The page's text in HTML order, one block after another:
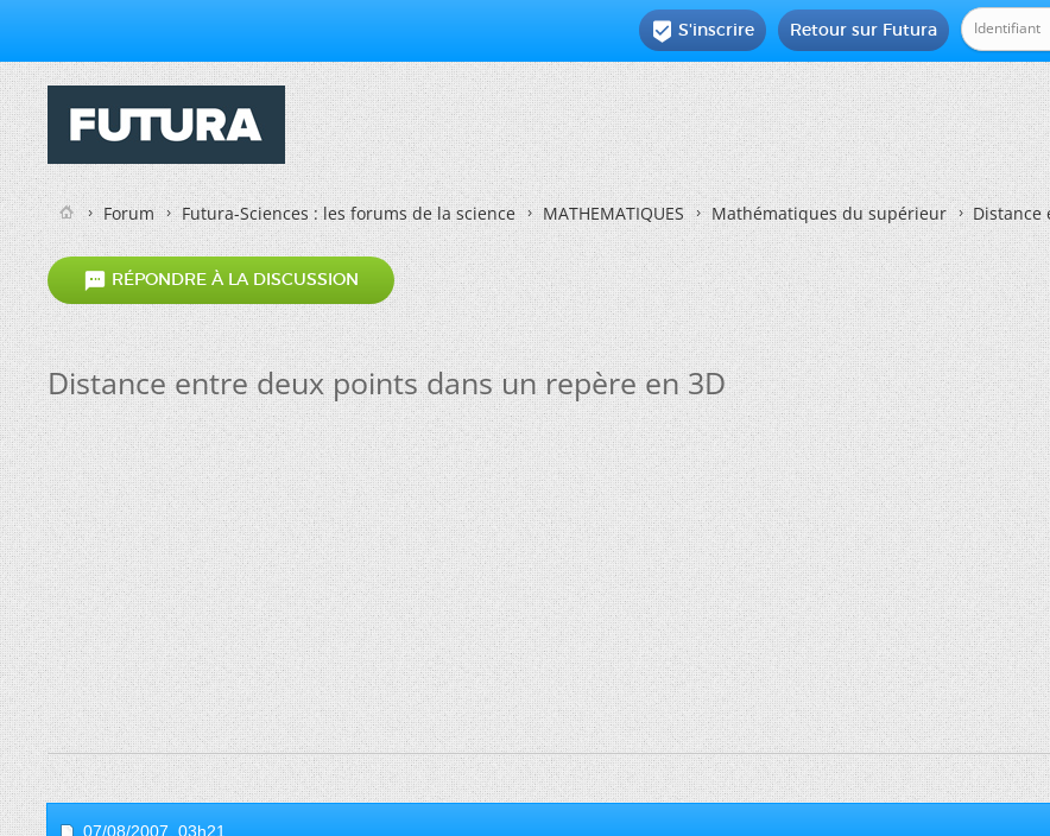
Retour sur Futura
 S'inscrire
Forum Futura-Sciences : les forums de la science MATHEMATIQUES Mathématiques du supérieur Distance
 RÉPONDRE À LA DISCUSSION
Distance entre deux points dans un repère en 3D
07/08/2007, 03h21